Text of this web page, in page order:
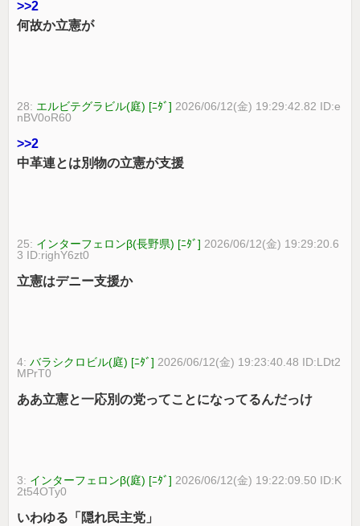
>>2
何故か立憲が
28: エルビテグラビル(庭) [ﾆﾀﾞ] 2026/06/12(金) 19:29:42.82 ID:e
nBV0oR60
>>2
中革連とは別物の立憲が支援
25: インターフェロンβ(長野県) [ﾆﾀﾞ] 2026/06/12(金) 19:29:20.6
3 ID:righY6zt0
立憲はデニー支援か
4:バラシクロビル(庭) [ﾆﾀﾞ] 2026/06/12(金) 19:23:40.48 ID:LDt2
MPrT0
ああ立憲と一応別の党ってことになってるんだっけ
3: インターフェロンβ(庭) [ﾆﾀﾞ] 2026/06/12(金) 19:22:09.50 ID:K
2t54OTy0
いわゆる「隠れ民主党」